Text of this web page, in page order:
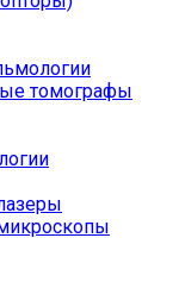
томографы